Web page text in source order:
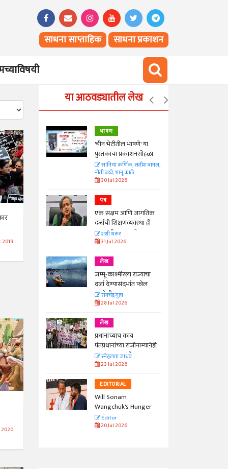
साधना साप्ताहिक साधना प्रकाशन
2019
या आठवड्यातील लेख
जपणारी
भाषण
'चीन भेटीतील भाषणे' या
पुस्तकाचा प्रकाशनसोहळा
सानिया कर्णिक, सतीश बागल,
नीती बडवे, भानू काळे
30 Jul 2026
पत्र
एक सक्षम आणि जागतिक
दर्जाची शिक्षणव्यवस्था ही
काळाची गरज आहे
शशी थरूर
31 Jul 2026
लेख
जम्मू-काश्मीरला राज्याचा
दर्जा देण्यासंदर्भात फोल
ठरलेली आश्वासनं
रामचंद्र गुहा
28 Jul 2026
लेख
प्रधानांच्याच काय
पंतप्रधानांच्या राजीनाम्यानेही
प्रश्न सुटणार नाही, पण...
स्नेहलता जाधव
23 Jul 2026
EDITORIAL
Will Sonam
Wangchuk's Hunger
Strike Make a
Difference?
Editor
20 Jul 2026